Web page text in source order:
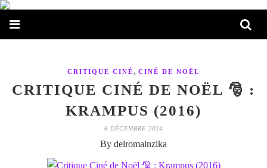
CRITIQUE CINÉ , CINÉ DE NOËL
CRITIQUE CINÉ DE NOËL 🎅 :
KRAMPUS (2016)
6 DÉCEMBRE 2024
By delromainzika